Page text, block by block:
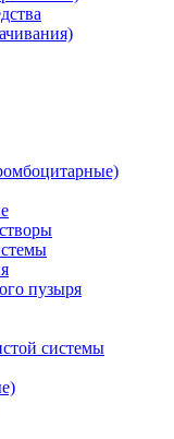
пузыря
системы